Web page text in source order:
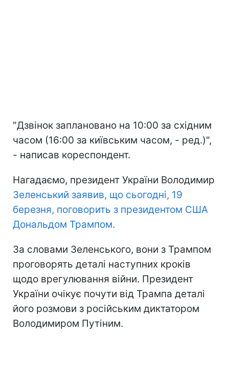
"Дзвінок заплановано на 10:00 за східним
часом (16:00 за київським часом, - ред.)",
- написав кореспондент.
Нагадаємо, президент України Володимир
Зеленський заявив, що сьогодні, 19
березня, поговорить з президентом США
Дональдом Трампом.
За словами Зеленського, вони з Трампом
проговорять деталі наступних кроків
щодо врегулювання війни. Президент
України очікує почути від Трампа деталі
його розмови з російським диктатором
Володимиром Путіним.